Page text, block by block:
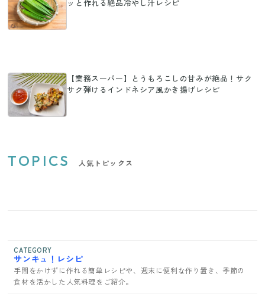
ッと作れる絶品冷やし汁レシピ
【業務スーパー】とうもろこしの甘みが絶品！サク
サク弾けるインドネシア風かき揚げレシピ
TOPICS 人気トピックス
CATEGORY
サンキュ！レシピ
手間をかけずに作れる簡単レシピや、週末に便利な作り置き、季節の
食材を活かした人気料理をご紹介。